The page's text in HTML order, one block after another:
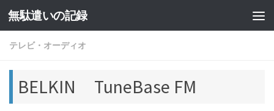
コンテンツへスキップ
無駄遣いの記録
テレビ・オーディオ
BELKIN TuneBase FM